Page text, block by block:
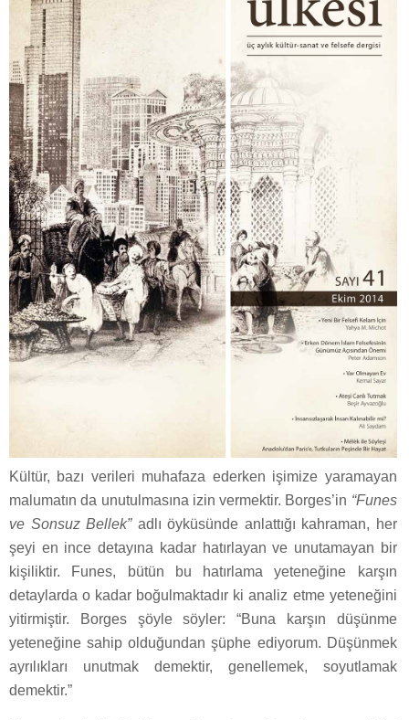
Kültür, bazı verileri muhafaza ederken işimize yaramayan
malumatın da unutulmasına izin vermektir. Borges’in “Funes
ve Sonsuz Bellek” adlı öyküsünde anlattığı kahraman, her
şeyi en ince detayına kadar hatırlayan ve unutamayan bir
kişiliktir. Funes, bütün bu hatırlama yeteneğine karşın
detaylarda o kadar boğulmaktadır ki analiz etme yeteneğini
yitirmiştir. Borges şöyle söyler: “Buna karşın düşünme
yeteneğine sahip olduğundan şüphe ediyorum. Düşünmek
ayrılıkları unutmak demektir, genellemek, soyutlamak
demektir.”